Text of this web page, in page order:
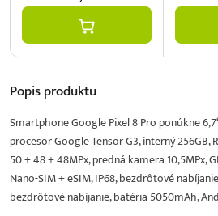
Popisproduktu
Smartphone Google Pixel 8 Pro ponúkne
procesor Google Tensor G3, interný 256GB,
50 + 48 + 48MPx, predná kamera 10,5MPx,
Nano-SIM + eSIM, IP68, bezdrôtové
bezdrôtové nabíjanie, batéria 5050mAh,